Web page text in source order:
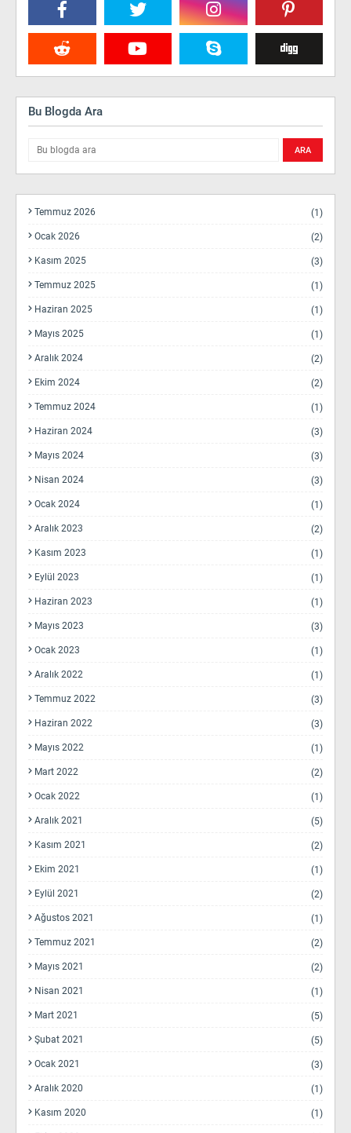
Bu Blogda Ara
Temmuz 2026 (1)
Ocak 2026 (2)
Kasım 2025 (3)
Temmuz 2025 (1)
Haziran 2025 (1)
Mayıs 2025 (1)
Aralık 2024 (2)
Ekim 2024 (2)
Temmuz 2024 (1)
Haziran 2024 (3)
Mayıs 2024 (3)
Nisan 2024 (3)
Ocak 2024 (1)
Aralık 2023 (2)
Kasım 2023 (1)
Eylül 2023 (1)
Haziran 2023 (1)
Mayıs 2023 (3)
Ocak 2023 (1)
Aralık 2022 (1)
Temmuz 2022 (3)
Haziran 2022 (3)
Mayıs 2022 (1)
Mart 2022 (2)
Ocak 2022 (1)
Aralık 2021 (5)
Kasım 2021 (2)
Ekim 2021 (1)
Eylül 2021 (2)
Ağustos 2021 (1)
Temmuz 2021 (2)
Mayıs 2021 (2)
Nisan 2021 (1)
Mart 2021 (5)
Şubat 2021 (5)
Ocak 2021 (3)
Aralık 2020 (1)
Kasım 2020 (1)